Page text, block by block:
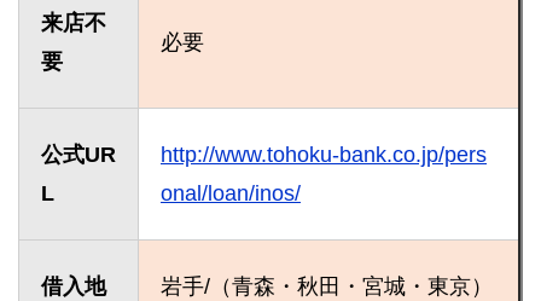
来店不
要
必要
公式UR
L
http://www.tohoku-bank.co.jp/pers
onal/loan/inos/
借入地
岩手/（青森・秋田・宮城・東京）